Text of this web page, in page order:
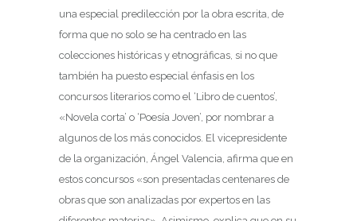
una especial predilección por la obra escrita, de
forma que no solo se ha centrado en las
colecciones históricas y etnográficas, si no que
también ha puesto especial énfasis en los
concursos literarios como el ‘Libro de cuentos’,
«Novela corta’ o ‘Poesía Joven’, por nombrar a
algunos de los más conocidos. El vicepresidente
de la organización, Ángel Valencia, afirma que en
estos concursos «son presentadas centenares de
obras que son analizadas por expertos en las